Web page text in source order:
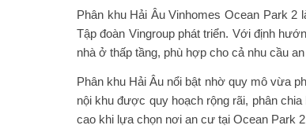
Phân khu Hải Âu Vinhomes Ocean Park 2
Tập đoàn Vingroup phát triển. Với định
nhà ở thấp tầng, phù hợp cho cả nhu cầu
Phân khu Hải Âu nổi bật nhờ quy mô vừa
nội khu được quy hoạch rộng rãi, phân
cao khi lựa chọn nơi an cư tại Ocean Park